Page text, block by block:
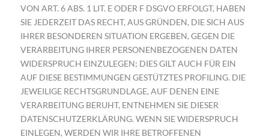
VON ART. 6 ABS. 1 LIT. E ODER F DSGVO ERFOLGT, HABEN
SIE JEDERZEIT DAS RECHT, AUS GRÜNDEN, DIE SICH AUS
IHRER BESONDEREN SITUATION ERGEBEN, GEGEN DIE
VERARBEITUNG IHRER PERSONENBEZOGENEN DATEN
WIDERSPRUCH EINZULEGEN; DIES GILT AUCH FÜR EIN
AUF DIESE BESTIMMUNGEN GESTÜTZTES PROFILING. DIE
JEWEILIGE RECHTSGRUNDLAGE, AUF DENEN EINE
VERARBEITUNG BERUHT, ENTNEHMEN SIE DIESER
DATENSCHUTZERKLÄRUNG. WENN SIE WIDERSPRUCH
EINLEGEN, WERDEN WIR IHRE BETROFFENEN